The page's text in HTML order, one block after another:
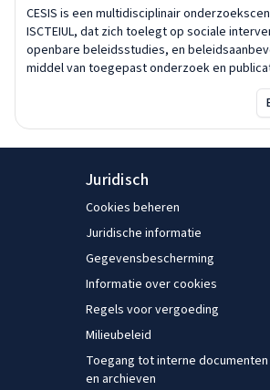
CESIS is een multidisciplinair
ISCTEIUL, dat zich toelegt op sociale
openbare beleidsstudies, en
middel van toegepast onderzoek en
Juridisch
Cookies beheren
Juridische informatie
Gegevensbescherming
Informatie over cookies
Regels voor vergoeding
Milieubeleid
Toegang tot interne documenten
en archieven